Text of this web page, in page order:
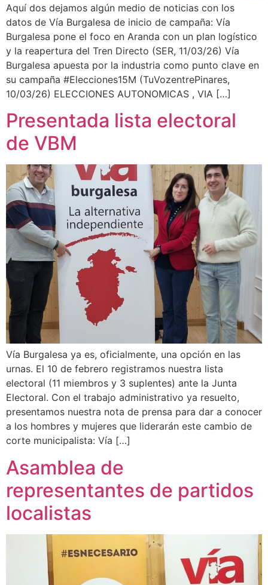
Aquí dos dejamos algún medio de noticias con los
datos de Vía Burgalesa de inicio de campaña: Vía
Burgalesa pone el foco en Aranda con un plan logístico
y la reapertura del Tren Directo (SER, 11/03/26) Vía
Burgalesa apuesta por la industria como punto clave en
su campaña #Elecciones15M (TuVozentrePinares,
10/03/26) ELECCIONES AUTONOMICAS , VIA […]
Presentada lista electoral
de VBM
Vía Burgalesa ya es, oficialmente, una opción en las
urnas. El 10 de febrero registramos nuestra lista
electoral (11 miembros y 3 suplentes) ante la Junta
Electoral. Con el trabajo administrativo ya resuelto,
presentamos nuestra nota de prensa para dar a conocer
a los hombres y mujeres que liderarán este cambio de
corte municipalista: Vía […]
Asamblea de
representantes de partidos
localistas